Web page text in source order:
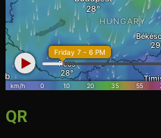
QR